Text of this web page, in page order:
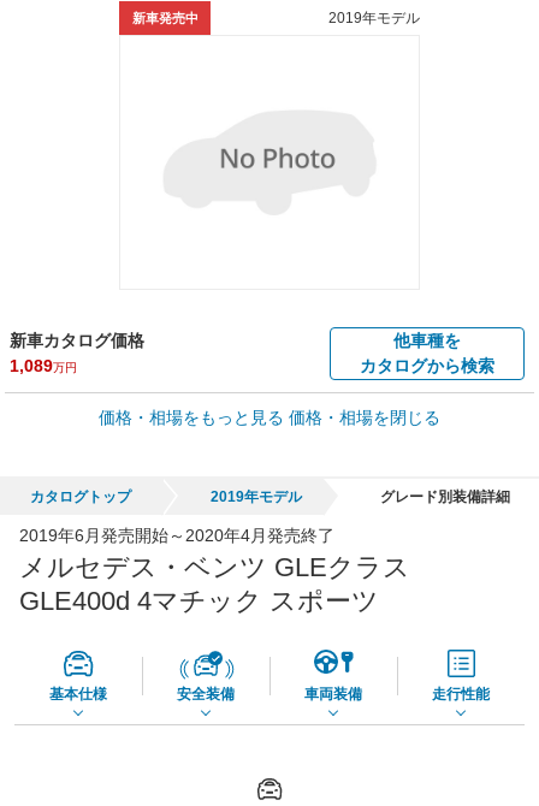
新車発売中 2019年モデル
新車カタログ価格
1,089万円
他車種を
カタログから検索
車買取価格 *
車買取相場
全国平均の車検価格 *
- 円
*当該価格は車種別の価格となります。
価格・相場をもっと見る 価格・相場を閉じる
カタログトップ 2019年モデル グレード別装備詳細
2019年6月発売開始～2020年4月発売終了
メルセデス・ベンツ GLEクラス
GLE400d 4マチック スポーツ
基本仕様 安全装備 車両装備 走行性能